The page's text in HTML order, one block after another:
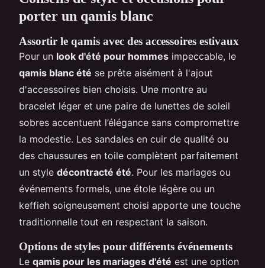
porter un qamis blanc
Assortir le qamis avec des accessoires estivaux
Pour un look d'été pour hommes impeccable, le
qamis blanc été se prête aisément à l'ajout
d'accessoires bien choisis. Une montre au
bracelet léger et une paire de lunettes de soleil
sobres accentuent l’élégance sans compromettre
la modestie. Les sandales en cuir de qualité ou
des chaussures en toile complètent parfaitement
un style décontracté été. Pour les mariages ou
événements formels, une étole légère ou un
keffieh soigneusement choisi apporte une touche
traditionnelle tout en respectant la saison.
Options de styles pour différents événements
Le qamis pour les mariages d'été est une option